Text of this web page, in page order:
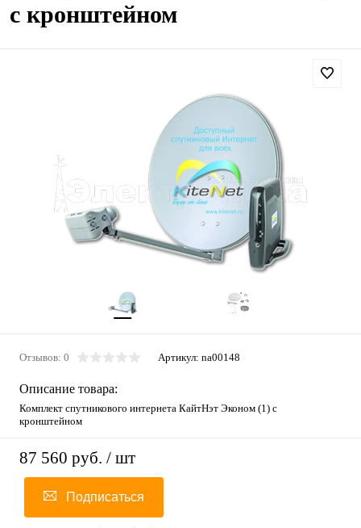
с кронштейном
Отзывов: 0 Артикул: na00148
Описание товара:
Комплект спутникового интернета КайтНэт Эконом (1) с
кронштейном
87 560 руб. / шт
Подписаться